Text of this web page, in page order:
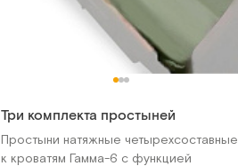
Три комплекта простыней
Простыни натяжные четырехсоставные
к кроватям Гамма-6 с функцией